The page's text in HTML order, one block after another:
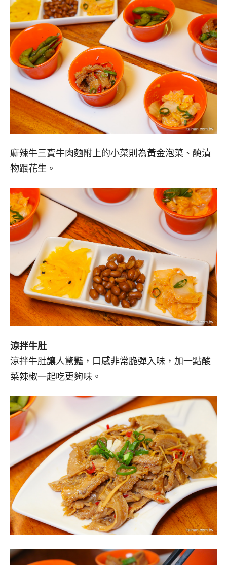
麻辣牛三寶牛肉麵附上的小菜則為黃金泡菜、醃漬
物跟花生。
涼拌牛肚
涼拌牛肚讓人驚豔，口感非常脆彈入味，加一點酸
菜辣椒一起吃更夠味。